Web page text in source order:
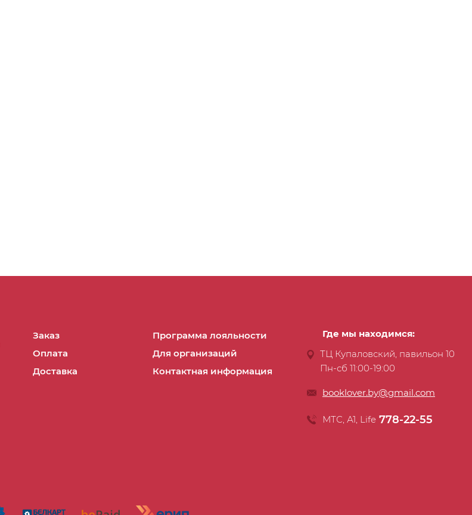
Заказ
Оплата
Доставка
Программа лояльности
Для организаций
Контактная информация
Где мы находимся:
ТЦ Купаловский, павильон 10
Пн-сб 11:00-19:00
booklover.by@gmail.com
МТС, А1, Life 778-22-55